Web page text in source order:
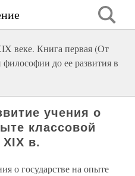
веке. Книга первая (От
до ее развития в
учения о
классовой
в.
о государстве на опыте